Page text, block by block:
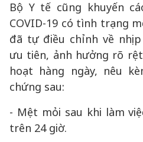
Bộ Y tế cũng khuyến
COVID-19 có tình trạng
đã tự điều chỉnh về
ưu tiên, ảnh hưởng rõ
hoạt hàng ngày, nêu
chứng sau:
- Mệt mỏi sau khi làm
trên 24 giờ.